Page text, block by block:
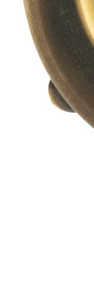
Selg hos
Våre
vurdering av
Få en vurdering